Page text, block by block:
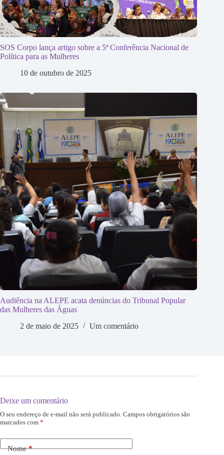
SOS Corpo lança artigo sobre a 5ª Conferência Nacional de
Política para as Mulheres
10 de outubro de 2025
Audiência na ALEPE acata denúncias do Tribunal Popular
das Mulheres das Águas
2 de maio de 2025
Um comentário
Deixe um comentário
O seu endereço de e-mail não será publicado. Campos obrigatórios são
marcados com *
Nome*